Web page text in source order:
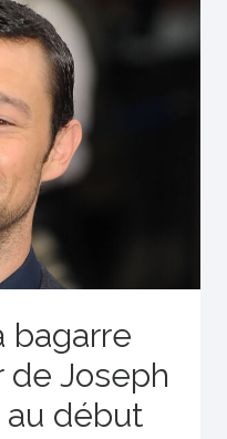
bagarre
de Joseph
début